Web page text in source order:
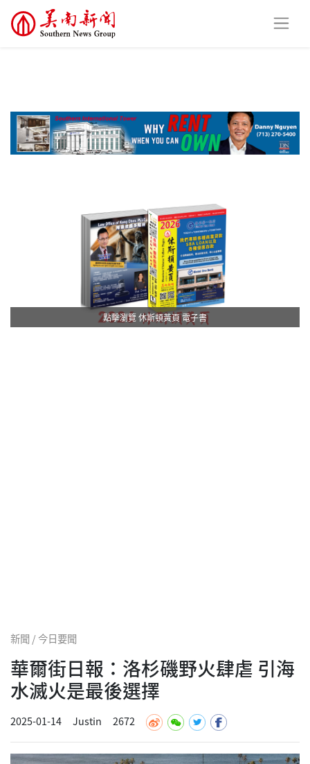
點擊瀏覽 休斯頓黃頁 電子書
新聞 / 今日要聞
華爾街日報：洛杉磯野火肆虐 引海
水滅火是最後選擇
2025-01-14 Justin 2672